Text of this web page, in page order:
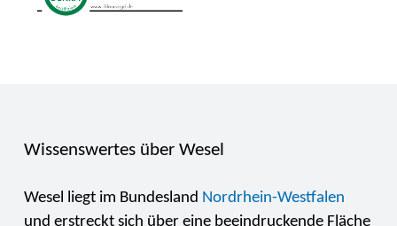
Wissenswertes über Wesel
Wesel liegt im Bundesland Nordrhein-Westfalen
und erstreckt sich über eine beeindruckende Fläche